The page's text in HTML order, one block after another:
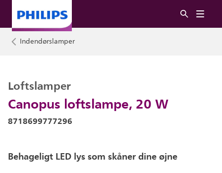
Indendørslamper
Canopus loftslampe, 20 W
Loftslamper
8718699777296
Behageligt LED lys som skåner dine øjne